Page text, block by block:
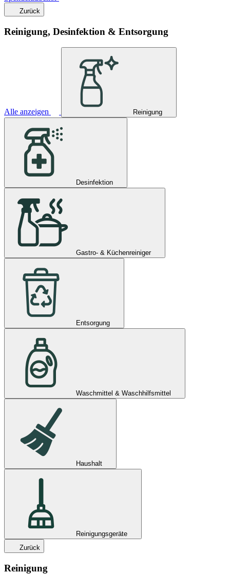
Zurück
Reinigung, Desinfektion & Entsorgung
Alle anzeigen Reinigung
Desinfektion
Gastro- & Küchenreiniger
Entsorgung
Waschmittel & Waschhilfsmittel
Haushalt
Reinigungsgeräte
Zurück
Reinigung